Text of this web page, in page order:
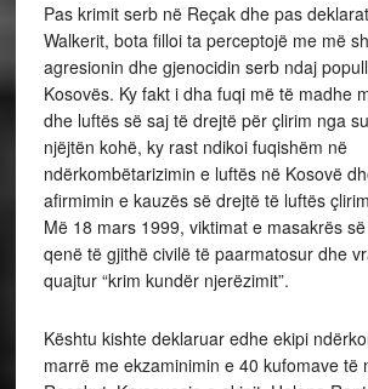
Pas krimit serb në Reçak dhe pas
Walkerit, bota filloi ta perceptojë me më
agresionin dhe gjenocidin serb ndaj
Kosovës. Ky fakt i dha fuqi më të madhe
dhe luftës së saj të drejtë për çlirim nga
njëjtën kohë, ky rast ndikoi fuqishëm në
ndërkombëtarizimin e luftës në Kosovë
afirmimin e kauzës së drejtë të luftës
Më 18 mars 1999, viktimat e masakrës
qenë të gjithë civilë të paarmatosur dhe
quajtur “krim kundër njerëzimit”.
Kështu kishte deklaruar edhe ekipi
marrë me ekzaminimin e 40 kufomave të